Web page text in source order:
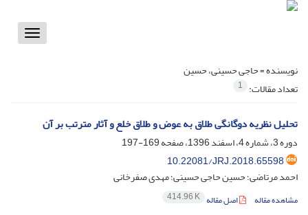
Toggle
نویسنده =حاجی حسینی، حسین
تعداد مقالات: 1
تحلیل نظریه دوگانگی طلاق به عوض و طلاق خلع و آثار مترتب بر آن
دوره 3، شماره 4، اسفند 1396، صفحه
169-197
10.22081/JRJ.2018.65598
احمد مرتاضی؛ حسین حاجی حسینی؛ مهدی صفرخانی
مشاهده مقاله اصل مقاله 414.96 K